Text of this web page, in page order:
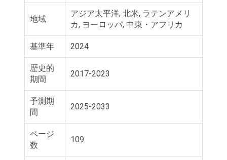
地域
アジア太平洋, 北米, ラテンアメリ
カ, ヨーロッパ, 中東・アフリカ
基準年 2024
歴史的
期間
2017-2023
予測期
間
2025-2033
ページ
数
109